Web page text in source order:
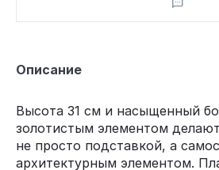
Описание
Высота 31 см и насыщенный
золотистым элементом
не просто подставкой, а
архитектурным элементом.